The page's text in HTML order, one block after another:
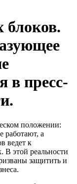
в пресс-
положении:
работают, а
ведет к
В этой реальности
защитить и